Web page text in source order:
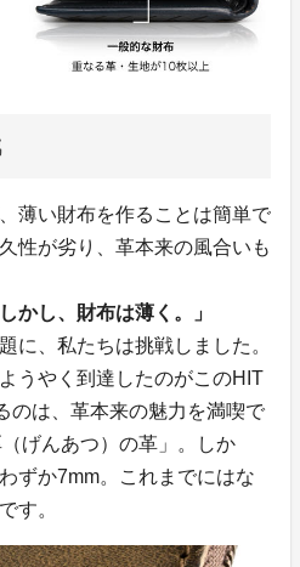
薄い財布を作ることは簡単で
性が劣り、革本来の風合いも
かし、財布は薄く。」
に、私たちは挑戦しました。
うやく到達したのがこのHIT
のは、革本来の魅力を満喫で
げんあつ）の革」。しか
ずか7mm。これまでにはな
です。